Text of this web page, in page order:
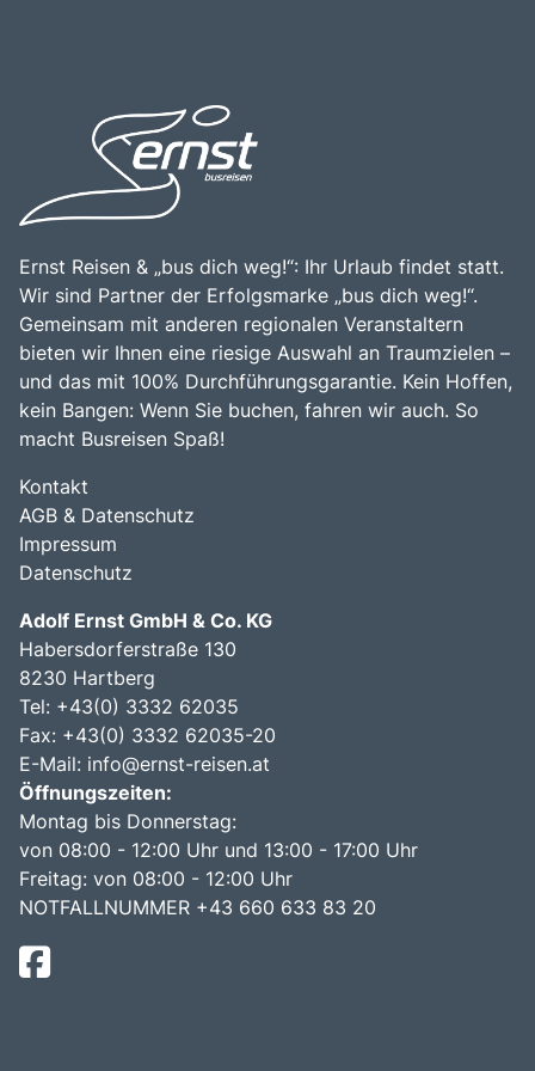
Möglichkeit, die schweizerische Lebensart hautnah zu
erleben, macht den Vierwaldstättersee zu einem
unverzichtbaren Ziel für Reisende, die die Vielfalt und den
Charme dieser einzigartigen Region entdecken möchten.
Ernst Reisen & „bus dich weg!“: Ihr Urlaub findet statt.
Wir sind Partner der Erfolgsmarke „bus dich weg!“.
Gemeinsam mit anderen regionalen Veranstaltern
bieten wir Ihnen eine riesige Auswahl an Traumzielen –
und das mit 100% Durchführungsgarantie. Kein Hoffen,
kein Bangen: Wenn Sie buchen, fahren wir auch. So
macht Busreisen Spaß!
Kontakt
AGB & Datenschutz
Impressum
Datenschutz
Adolf Ernst GmbH & Co. KG
Habersdorferstraße 130
8230 Hartberg
Tel: +43(0) 3332 62035
Fax: +43(0) 3332 62035-20
E-Mail: info@ernst-reisen.at
Öffnungszeiten:
Montag bis Donnerstag:
von 08:00 - 12:00 Uhr und 13:00 - 17:00 Uhr
Freitag: von 08:00 - 12:00 Uhr
NOTFALLNUMMER +43 660 633 83 20